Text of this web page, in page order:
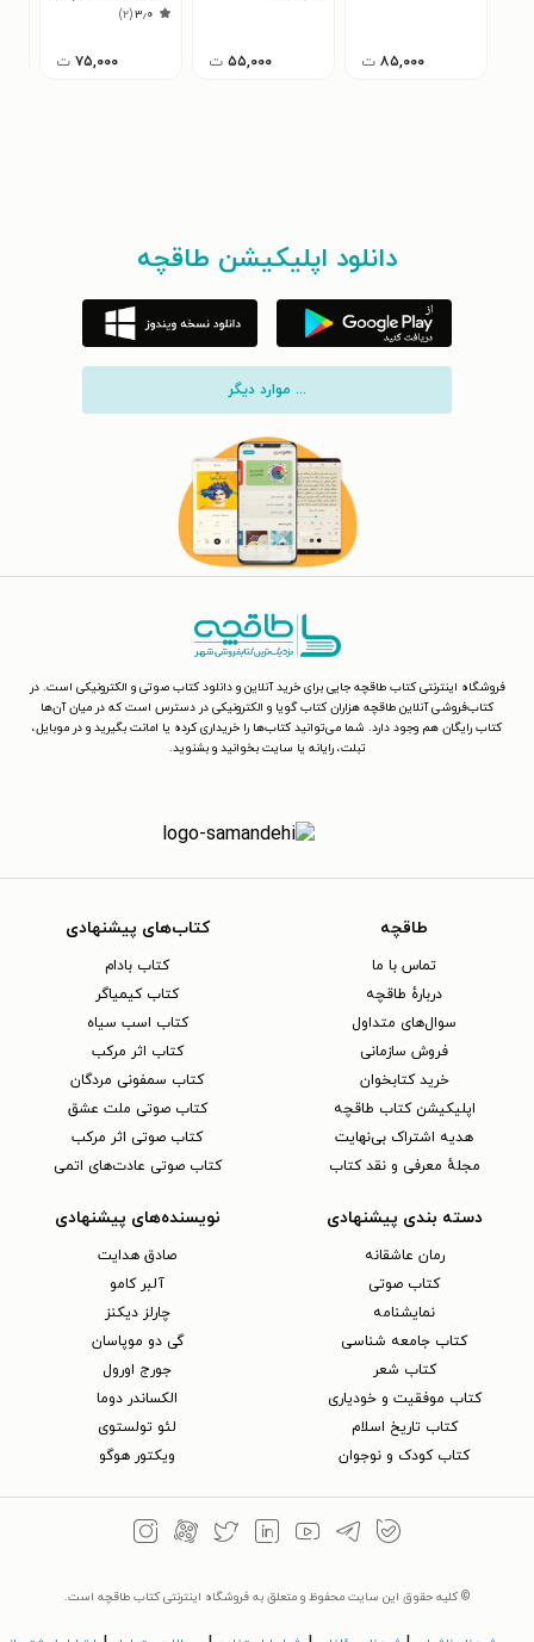
۸۵,۰۰۰ ت ۵۵,۰۰۰ ت
۳٫۰(۲)
۷۵,۰۰۰ ت
دانلود اپلیکیشن طاقچه
... موارد دیگر
فروشگاه اینترنتی کتاب طاقچه جایی برای خرید آنلاین و دانلود کتاب صوتی و الکترونیکی است. در
کتاب‌فروشی آنلاین طاقچه هزاران کتاب گویا و الکترونیکی در دسترس است که در میان آن‌ها
کتاب رایگان هم وجود دارد. شما می‌توانید کتاب‌ها را خریداری کرده یا امانت بگیرید و در موبایل،
تبلت، رایانه یا سایت بخوانید و بشنوید.
طاقچه
تماس با ما
دربارهٔ طاقچه
سوال‌های متداول
فروش سازمانی
خرید کتابخوان
اپلیکیشن کتاب طاقچه
هدیه اشتراک بی‌نهایت
مجلهٔ معرفی و نقد کتاب
کتاب‌های پیشنهادی
کتاب بادام
کتاب کیمیاگر
کتاب اسب سیاه
کتاب اثر مرکب
کتاب سمفونی مردگان
کتاب صوتی ملت عشق
کتاب صوتی اثر مرکب
کتاب صوتی عادت‌های اتمی
دسته بندی پیشنهادی
رمان عاشقانه
کتاب‌ صوتی
نمایشنامه
کتاب جامعه شناسی
کتاب شعر
کتاب موفقیت و خودیاری
کتاب تاریخ اسلام
کتاب کودک و نوجوان
نویسنده‌های پیشنهادی
صادق هدایت
آلبر کامو
چارلز دیکنز
گی دو موپاسان
جورج اورول
الکساندر دوما
لئو تولستوی
ویکتور هوگو
© کلیه حقوق این سایت محفوظ و متعلق به فروشگاه اینترنتی کتاب طاقچه است.